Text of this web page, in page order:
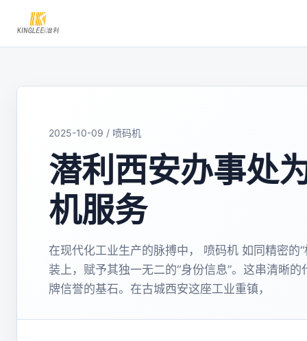
2025-10-09 / 喷码机
潜利西安办事处
机服务
在现代化工业生产的脉搏中， 喷码机 如同精密的
装上，赋予其独一无二的“身份信息”。这串清晰
牌信誉的基石。在古城西安这座工业重镇，